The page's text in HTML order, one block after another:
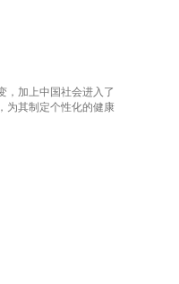
加上中国社会进入了
为其制定个性化的健康